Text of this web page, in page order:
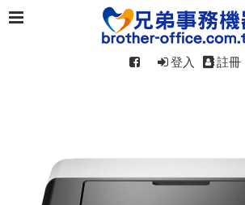
登入 註冊